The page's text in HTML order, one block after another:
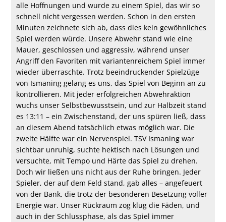
alle Hoffnungen und wurde zu einem Spiel, das wir so
schnell nicht vergessen werden. Schon in den ersten
Minuten zeichnete sich ab, dass dies kein gewöhnliches
Spiel werden würde. Unsere Abwehr stand wie eine
Mauer, geschlossen und aggressiv, während unser
Angriff den Favoriten mit variantenreichem Spiel immer
wieder überraschte. Trotz beeindruckender Spielzüge
von Ismaning gelang es uns, das Spiel von Beginn an zu
kontrollieren. Mit jeder erfolgreichen Abwehraktion
wuchs unser Selbstbewusstsein, und zur Halbzeit stand
es 13:11 – ein Zwischenstand, der uns spüren ließ, dass
an diesem Abend tatsächlich etwas möglich war. Die
zweite Hälfte war ein Nervenspiel. TSV Ismaning war
sichtbar unruhig, suchte hektisch nach Lösungen und
versuchte, mit Tempo und Härte das Spiel zu drehen.
Doch wir ließen uns nicht aus der Ruhe bringen. Jeder
Spieler, der auf dem Feld stand, gab alles – angefeuert
von der Bank, die trotz der besonderen Besetzung voller
Energie war. Unser Rückraum zog klug die Fäden, und
auch in der Schlussphase, als das Spiel immer